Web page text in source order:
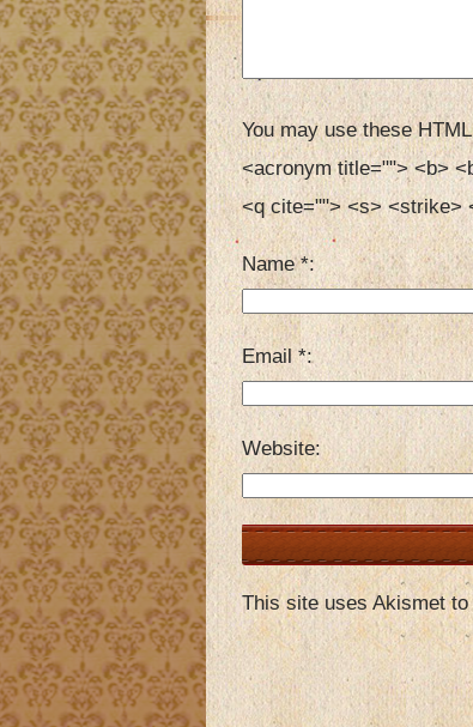
You may use these
<acronym title=""> <b>
<q cite=""> <s> <strike>
Name*
Email*
Website
This site uses Akismet